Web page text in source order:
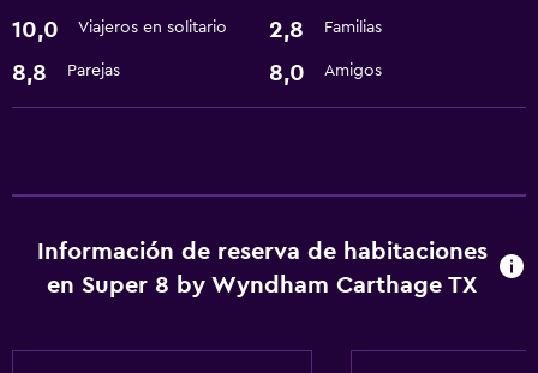
Microondas
Nevera
Cajero automático/banco
10,0 Viajeros en solitario 2,8 Familias
8,8 Parejas 8,0 Amigos
Información de reserva de habitaciones
en Super 8 by Wyndham Carthage TX